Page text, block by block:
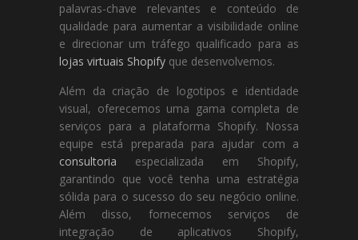
palavras-chave relevantes e conteúdo de
qualidade para aumentar a visibilidade online
e direcionar um tráfego qualificado para as
lojas virtuais Shopify que desenvolvemos.
Além da criação de logotipos e identidade
visual, oferecemos uma gama completa de
serviços para a plataforma Shopify. Nossa
equipe está preparada para ajudar com a
consultoria especializada em Shopify,
garantindo que você tenha uma estratégia
sólida para o sucesso do seu negócio online.
Além disso, fornecemos serviços de
integração de aplicativos Shopify,